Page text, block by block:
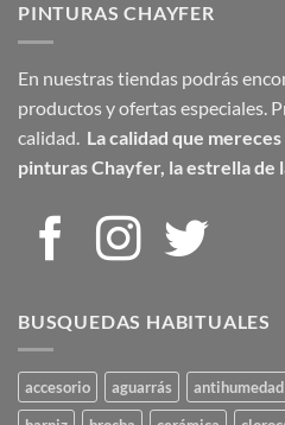
PINTURAS CHAYFER
En nuestras tiendas podrás
productos y ofertas especiales.
calidad. La calidad que
pinturas Chayfer, la estrella de
BUSQUEDAS HABITUALES
accesorio aguarrás antihumedad